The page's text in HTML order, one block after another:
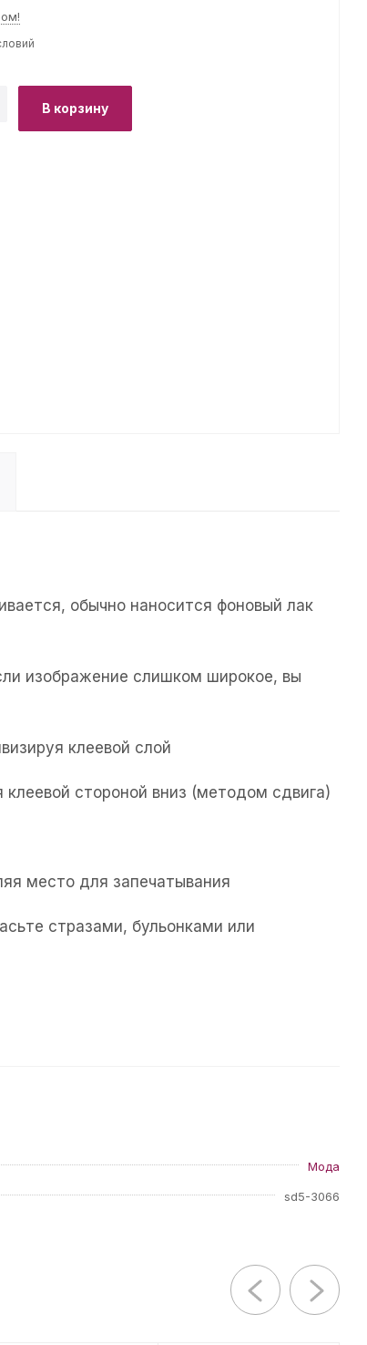
В корзину
обычно наносится фоновый лак
изображение слишком широкое, вы
клеевой слой
стороной вниз (методом сдвига)
место для запечатывания
стразами, бульонками или
Мода
sd5-3066